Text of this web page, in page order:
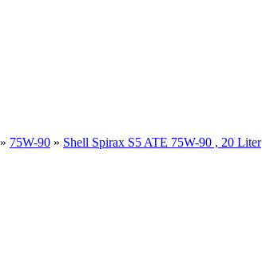
» 75W-90 » Shell Spirax S5 ATE 75W-90 , 20 Liter